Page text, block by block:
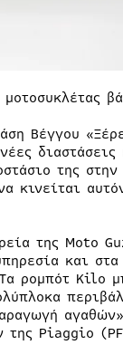
Βέγγου
της
κινείται
της Moto
και
ρομπότ Kilo
της Piaggio